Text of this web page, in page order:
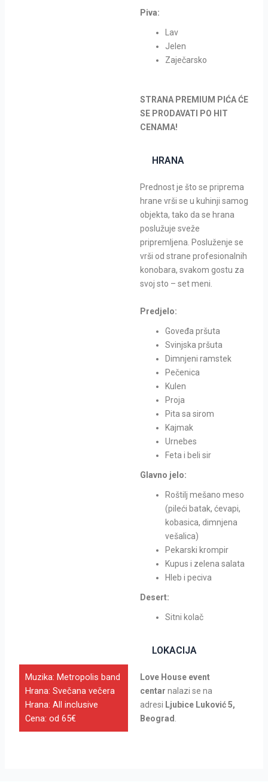
Piva:
Lav
Jelen
Zaječarsko
STRANA PREMIUM PIĆA ĆE
SE PRODAVATI PO HIT
CENAMA!
HRANA
Prednost je što se priprema
hrane vrši se u kuhinji samog
objekta, tako da se hrana
poslužuje sveže
pripremljena. Posluženje se
vrši od strane profesionalnih
konobara, svakom gostu za
svoj sto – set meni.
Predjelo:
Goveđa pršuta
Svinjska pršuta
Dimnjeni ramstek
Pečenica
Kulen
Proja
Pita sa sirom
Kajmak
Urnebes
Feta i beli sir
Glavno jelo:
Roštilj mešano meso
(pileći batak, ćevapi,
kobasica, dimnjena
vešalica)
Pekarski krompir
Kupus i zelena salata
Hleb i peciva
Desert:
Sitni kolač
LOKACIJA
Love House event
centar nalazi se na
adresi Ljubice Luković 5,
Beograd .
Muzika: Metropolis band
Hrana: Svečana večera
Hrana: All inclusive
Cena: od 65€